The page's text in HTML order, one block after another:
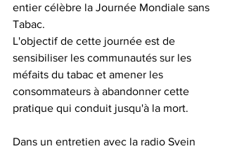
entier célèbre la Journée Mondiale sans
Tabac.
L'objectif de cette journée est de
sensibiliser les communautés sur les
méfaits du tabac et amener les
consommateurs à abandonner cette
pratique qui conduit jusqu'à la mort.
Dans un entretien avec la radio Svein